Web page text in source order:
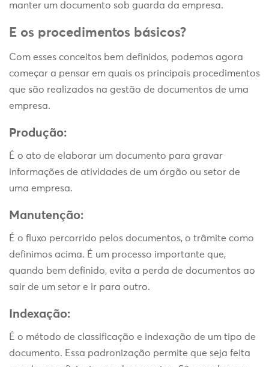
manter um documento sob guarda da empresa.
E os procedimentos básicos?
Com esses conceitos bem definidos, podemos agora
começar a pensar em quais os principais procedimentos
que são realizados na gestão de documentos de uma
empresa.
Produção:
É o ato de elaborar um documento para gravar
informações de atividades de um órgão ou setor de
uma empresa.
Manutenção:
É o fluxo percorrido pelos documentos, o trâmite como
definimos acima. É um processo importante que,
quando bem definido, evita a perda de documentos ao
sair de um setor e ir para outro.
Indexação:
É o método de classificação e indexação de um tipo de
documento. Essa padronização permite que seja feita